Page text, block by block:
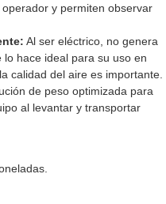
y permiten observar
Al ser eléctrico, no genera
hace ideal para su uso en
calidad del aire es importante.
de peso optimizada para
al levantar y transportar